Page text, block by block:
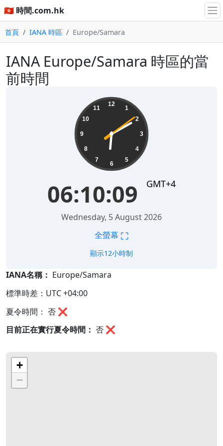
🇭🇰 時間.com.hk
首頁 IANA 時區 Europe/Samara
IANA Europe/Samara 時區的當
前時間
12
1
2
3
4
5
6
7
8
9
10
11
06:10:09 GMT+4
Wednesday, 5 August 2026
全螢幕 ⛶
顯示12小時制
IANA名稱： Europe/Samara
標準時差：UTC +04:00
夏令時間： 否 ❌
目前正在實行夏令時間： 否 ❌
+
−